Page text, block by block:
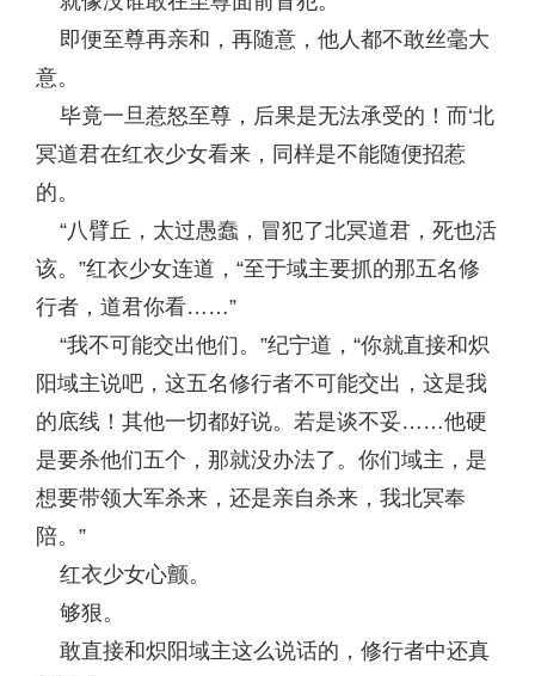
即便至尊再亲和，再随意，他人都不敢丝毫大
意。
毕竟一旦惹怒至尊，后果是无法承受的！而‘北
冥道君在红衣少女看来，同样是不能随便招惹
的。
“八臂丘，太过愚蠢，冒犯了北冥道君，死也活
该。”红衣少女连道，“至于域主要抓的那五名修
行者，道君你看……”
“我不可能交出他们。”纪宁道，“你就直接和炽
阳域主说吧，这五名修行者不可能交出，这是我
的底线！其他一切都好说。若是谈不妥……他硬
是要杀他们五个，那就没办法了。你们域主，是
想要带领大军杀来，还是亲自杀来，我北冥奉
陪。”
红衣少女心颤。
够狠。
敢直接和炽阳域主这么说话的，修行者中还真